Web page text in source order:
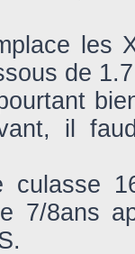
les
de
il
culasse
7/8ans